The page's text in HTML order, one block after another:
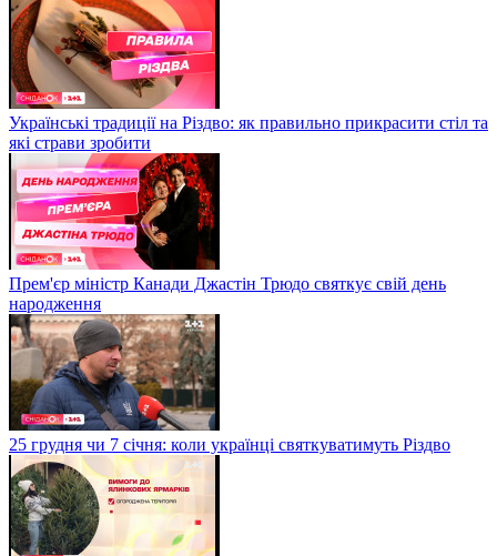
Українські традиції на Різдво: як правильно прикрасити стіл та
які страви зробити
Прем'єр міністр Канади Джастін Трюдо святкує свій день
народження
25 грудня чи 7 січня: коли українці святкуватимуть Різдво